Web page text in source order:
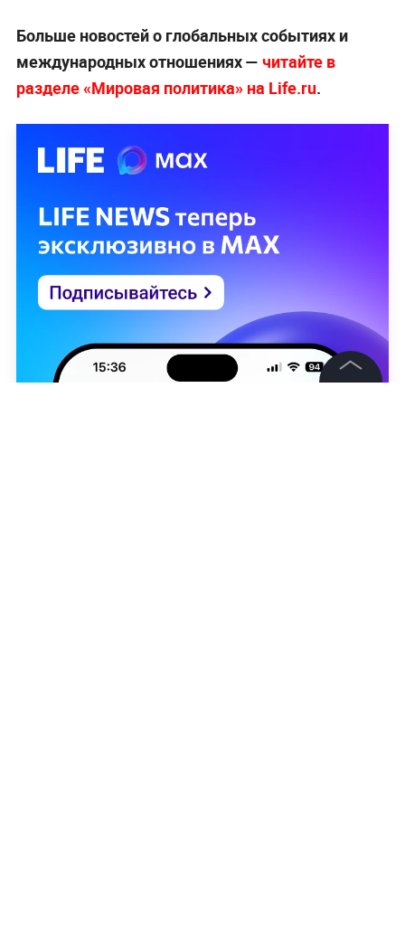
Больше новостей о глобальных событиях и
международных отношениях — читайте в
разделе «Мировая политика» на Life.ru.